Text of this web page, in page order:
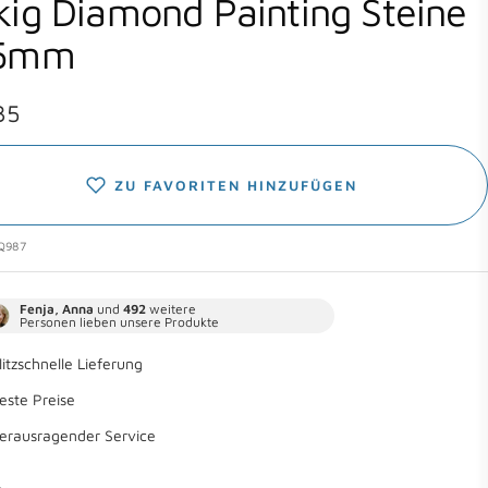
Diamond Painting Steine
ZU FAVORITEN HINZUFÜGEN
Fenja, Anna und 492weitere
Personen lieben unsere Produkte
Lieferung
Preise
Service